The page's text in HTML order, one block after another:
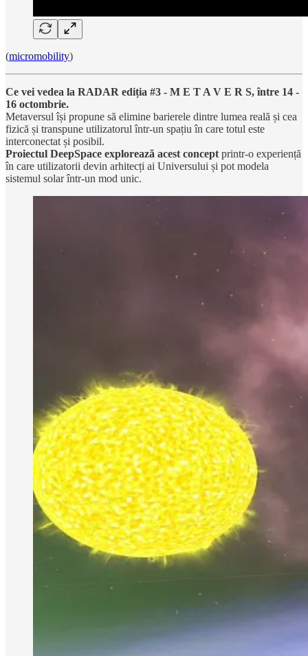
(micromobility)
Ce vei vedea la RADAR ediția #3 - M E T A V E R S, între 14 -
16 octombrie.
Metaversul își propune să elimine barierele dintre lumea reală și cea
fizică și transpune utilizatorul într-un spațiu în care totul este
interconectat și posibil.
Proiectul DeepSpace explorează acest concept printr-o experiență
în care utilizatorii devin arhitecți ai Universului și pot modela
sistemul solar într-un mod unic.